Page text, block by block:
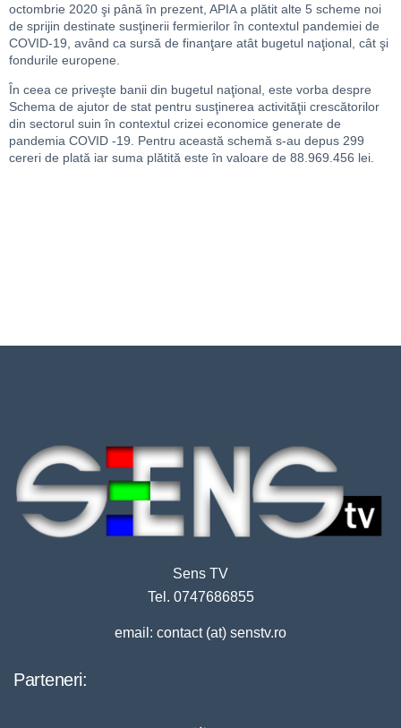
octombrie 2020 şi până în prezent, APIA a plătit alte 5 scheme noi
de sprijin destinate susţinerii fermierilor în contextul pandemiei de
COVID-19, având ca sursă de finanţare atât bugetul naţional, cât şi
fondurile europene.
În ceea ce priveşte banii din bugetul naţional, este vorba despre
Schema de ajutor de stat pentru susţinerea activităţii crescătorilor
din sectorul suin în contextul crizei economice generate de
pandemia COVID -19. Pentru această schemă s-au depus 299
cereri de plată iar suma plătită este în valoare de 88.969.456 lei.
Sens TV
Tel. 0747686855
email: contact (at) senstv.ro
Parteneri: